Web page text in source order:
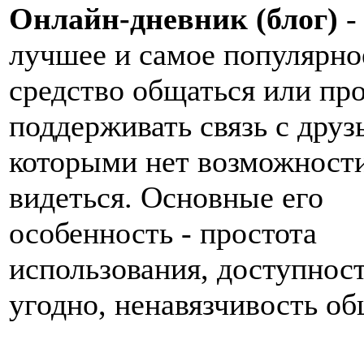
Онлайн-дневник (блог) -
лучшее и самое
средство общаться или
поддерживать связь с
которыми нет
видеться. Основные его
особенность - простота
использования,
угодно, ненавязчивость